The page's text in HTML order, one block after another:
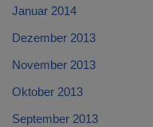
Januar 2014
Dezember 2013
November 2013
Oktober 2013
September 2013